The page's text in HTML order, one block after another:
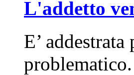
L'addetto
E’